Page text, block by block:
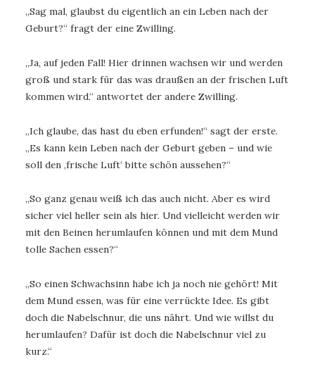
„Sag mal, glaubst du eigentlich an ein Leben nach der
Geburt?“ fragt der eine Zwilling.
„Ja, auf jeden Fall! Hier drinnen wachsen wir und werden
groß und stark für das was draußen an der frischen Luft
kommen wird.“ antwortet der andere Zwilling.
„Ich glaube, das hast du eben erfunden!“ sagt der erste.
„Es kann kein Leben nach der Geburt geben – und wie
soll den ‚frische Luft‘ bitte schön aussehen?“
„So ganz genau weiß ich das auch nicht. Aber es wird
sicher viel heller sein als hier. Und vielleicht werden wir
mit den Beinen herumlaufen können und mit dem Mund
tolle Sachen essen?“
„So einen Schwachsinn habe ich ja noch nie gehört! Mit
dem Mund essen, was für eine verrückte Idee. Es gibt
doch die Nabelschnur, die uns nährt. Und wie willst du
herumlaufen? Dafür ist doch die Nabelschnur viel zu
kurz.“